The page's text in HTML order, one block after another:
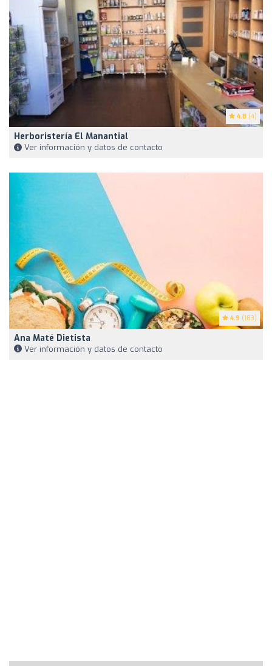
4.8 (4)
Herboristería El Manantial
Ver información y datos de contacto
4.9 (183)
Ana Maté Dietista
Ver información y datos de contacto